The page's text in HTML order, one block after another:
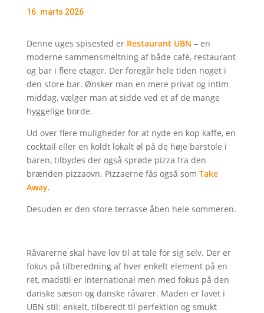
16. marts 2026
Denne uges spisested er Restaurant UBN – en
moderne sammensmeltning af både café, restaurant
og bar i flere etager. Der foregår hele tiden noget i
den store bar. Ønsker man en mere privat og intim
middag, vælger man at sidde ved et af de mange
hyggelige borde.
Ud over flere muligheder for at nyde en kop kaffe, en
cocktail eller en koldt lokalt øl på de høje barstole i
baren, tilbydes der også sprøde pizza fra den
brænden pizzaovn. Pizzaerne fås også som Take
Away.
Desuden er den store terrasse åben hele sommeren.
Råvarerne skal have lov til at tale for sig selv. Der er
fokus på tilberedning af hver enkelt element på en
ret, madstil er international men med fokus på den
danske sæson og danske råvarer. Maden er lavet i
UBN stil: enkelt, tilberedt til perfektion og smukt